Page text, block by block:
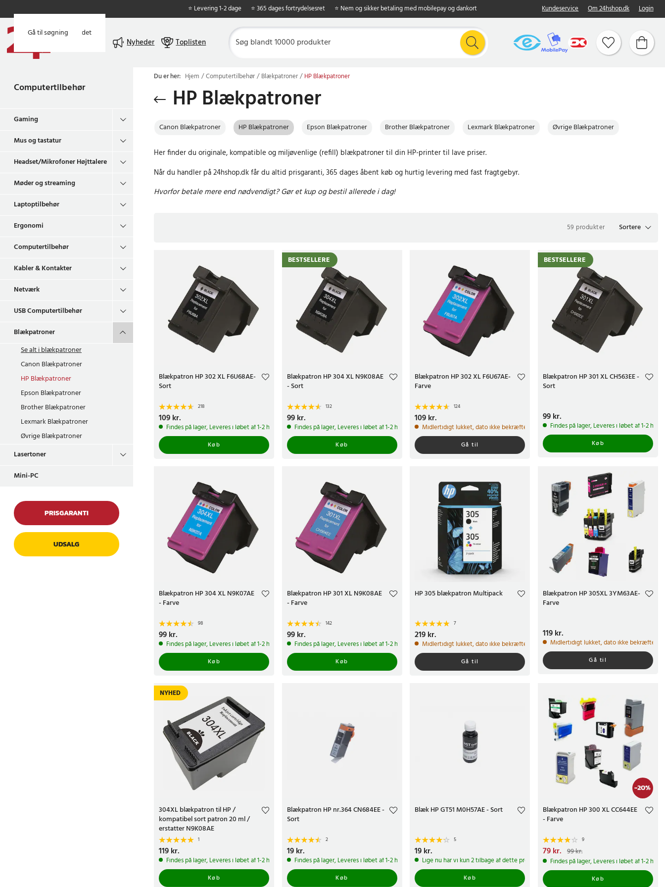
Gå til hovedindholdet
Gå til søgning
⭐ Levering 1-2 dage ⭐ 365 dages fortrydelsesret ⭐ Nem og sikker betaling med mobilepay og dankort Kundeservice Om 24hshop.dk Login
Nyheder Toplisten
Computertilbehør
Gaming
Mus og tastatur
Headset/Mikrofoner Højttalere
Møder og streaming
Laptoptilbehør
Ergonomi
Computertilbehør
Kabler & Kontakter
Netværk
USB Computertilbehør
Blækpatroner
Se alt iblækpatroner
Canon Blækpatroner
HP Blækpatroner
Epson Blækpatroner
Brother Blækpatroner
Lexmark Blækpatroner
Øvrige Blækpatroner
Lasertoner
Mini-PC
PRISGARANTI
UDSALG
Du er her: Hjem Computertilbehør Blækpatroner HP Blækpatroner
HP Blækpatroner
Canon Blækpatroner HP Blækpatroner Epson Blækpatroner Brother Blækpatroner Lexmark Blækpatroner Øvrige Blækpatroner
Her finder du originale, kompatible og miljøvenlige (refill) blækpatroner til din HP-printer til lave priser.
Når du handler på 24hshop.dk får du altid prisgaranti, 365 dages åbent køb og hurtig levering med fast fragtgebyr.
Hvorfor betale mere end nødvendigt? Gør et kup og bestil allerede i dag!
59 produkter Sortere
Blækpatron HP 302 XL F6U68AE-
Sort
218
Pris:109 kr.
109 kr.
Findes på lager, Leveres i løbet af 1-2 hverdage
Køb
BESTSELLERE
Blækpatron HP 304 XL N9K08AE
- Sort
132
Pris:99 kr.
99 kr.
Findes på lager, Leveres i løbet af 1-2 hverdage
Køb
Blækpatron HP 302 XL F6U67AE-
Farve
124
Pris :109 kr.
109 kr.
Midlertidigt lukket, dato ikke bekræftet
Gå til
BESTSELLERE
Blækpatron HP 301 XL CH563EE -
Sort
Pris:99 kr.
99 kr.
Findes på lager, Leveres i løbet af 1-2
Køb
Blækpatron HP 304 XL N9K07AE
- Farve
98
Pris:99 kr.
99 kr.
Findes på lager, Leveres i løbet af 1-2 hverdage
Køb
Blækpatron HP 301 XL N9K08AE
- Farve
142
Pris:99 kr.
99 kr.
Findes på lager, Leveres i løbet af 1-2 hverdage
Køb
HP 305 blækpatron Multipack
7
Pris :219 kr.
219 kr.
Midlertidigt lukket, dato ikke bekræftet
Gå til
Blækpatron HP 305XL 3YM63AE-
Farve
Pris :119 kr.
119 kr.
Midlertidigt lukket, dato ikke bekræftet
Gå til
NYHED
304XL blækpatron til HP /
kompatibel sort patron 20 ml /
erstatter N9K08AE
1
Pris :119 kr.
119 kr.
Findes på lager, Leveres i løbet af 1-2 hverdage
Køb
Blækpatron HP nr.364 CN684EE -
Sort
2
Pris:19 kr.
19 kr.
Findes på lager, Leveres i løbet af 1-2 hverdage
Køb
Blæk HP GT51 M0H57AE - Sort
5
Pris:19 kr.
19 kr.
Lige nu har vi kun 2 tilbage af dette produkt
Køb
-20%
Blækpatron HP 300 XL CC644EE
- Farve
9
Nuværende pris
99 kr.
79 kr. 99 kr.
Findes på lager, Leveres i løbet af 1-2
Køb